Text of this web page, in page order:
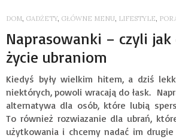
DOM, GADŻETY, GŁÓWNE MENU, LIFESTYLE,
Naprasowanki – czyli jak
życie ubraniom
Kiedyś były wielkim hitem, a dziś
niektórych, powoli wracają do łask.
alternatywa dla osób, które lubią
To również rozwiazanie dla ubrań,
użytkowania i chcemy nadać im drugie